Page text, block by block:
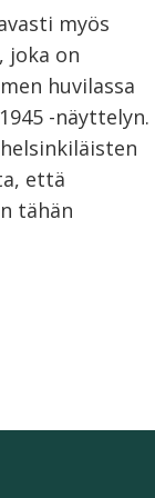
myös
joka on
huvilassa
-näyttelyn.
että
tähän